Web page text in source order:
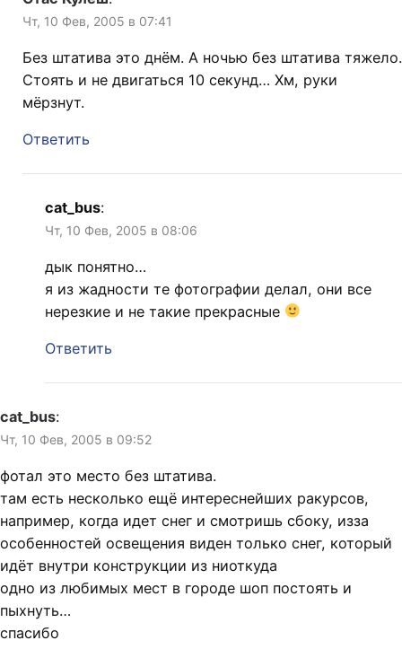
Чт, 10 Фев, 2005 в 07:41
Без штатива это днём. А ночью без штатива тяжело.
Стоять и не двигаться 10 секунд… Хм, руки
мёрзнут.
Ответить
cat_bus:
Чт, 10 Фев, 2005 в 08:06
дык понятно…
я из жадности те фотографии делал, они все
нерезкие и не такие прекрасные
Ответить
cat_bus:
Чт, 10 Фев, 2005 в 09:52
фотал это место без штатива.
там есть несколько ещё интереснейших ракурсов,
например, когда идет снег и смотришь сбоку, изза
особенностей освещения виден только снег, который
идёт внутри конструкции из ниоткуда
одно из любимых мест в городе шоп постоять и
пыхнуть…
спасибо